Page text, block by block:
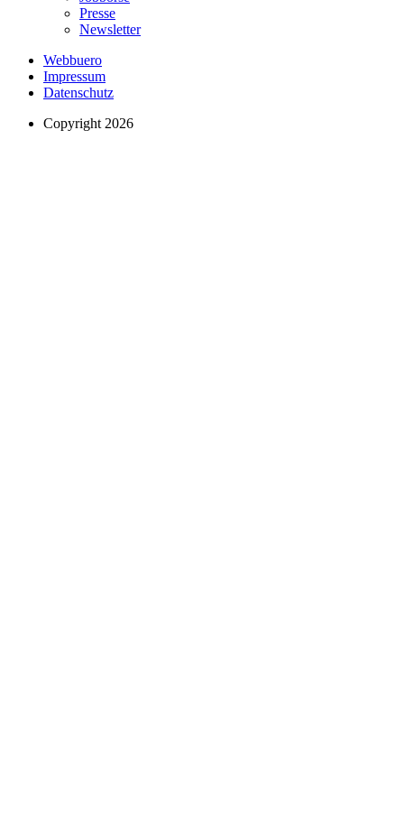
Presse
Newsletter
Webbuero
Impressum
Datenschutz
Copyright 2026